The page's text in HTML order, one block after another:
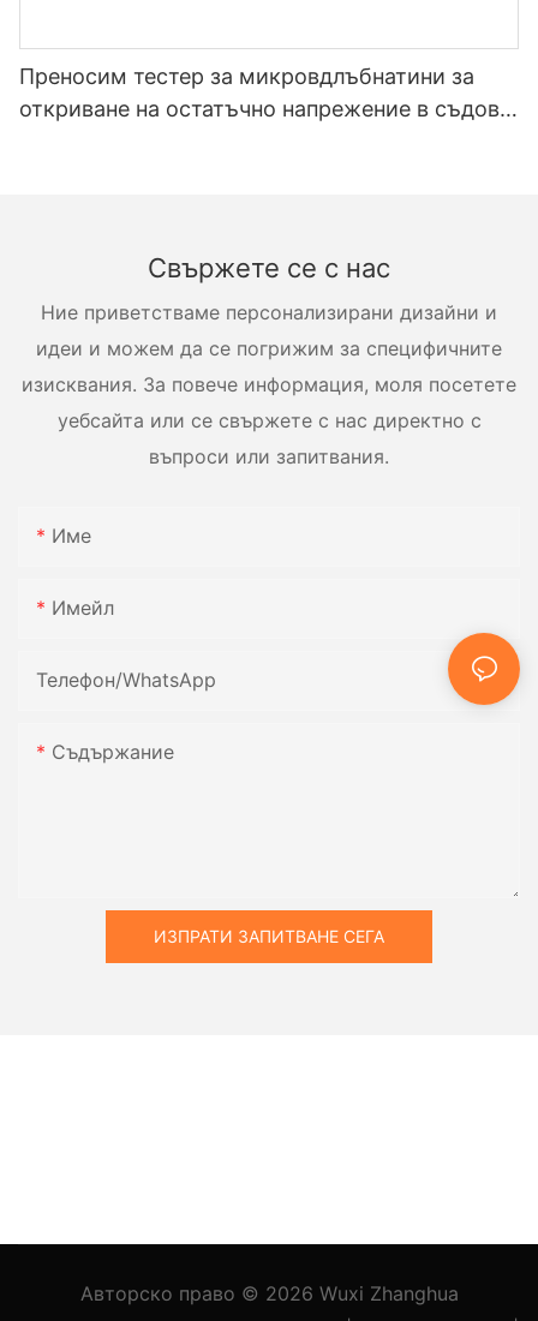
Преносим тестер за микровдлъбнатини за
откриване на остатъчно напрежение в съдове
Свържете се с нас
Ние приветстваме персонализирани дизайни и
идеи и можем да се погрижим за специфичните
изисквания. За повече информация, моля посетете
уебсайта или се свържете с нас директно с
въпроси или запитвания.
Име
Имейл
Телефон/WhatsApp
Съдържание
ИЗПРАТИ ЗАПИТВАНЕ СЕГА
Авторско право © 2026 Wuxi Zhanghua